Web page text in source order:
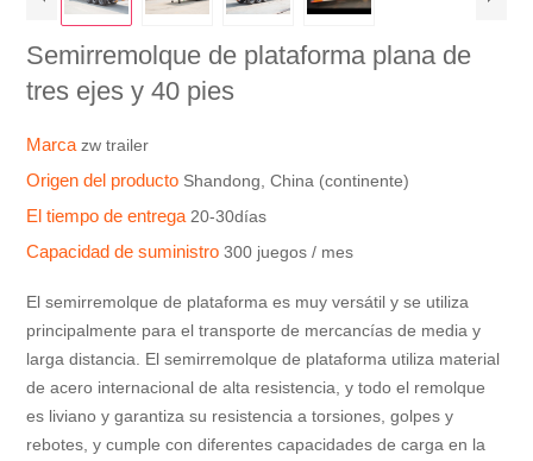
Semirremolque de plataforma plana de
tres ejes y 40 pies
Marcazw trailer
Origen del producto Shandong, China (continente)
El tiempo de entrega 20-30días
Capacidad de suministro300 juegos / mes
El semirremolque de plataforma es muy versátil y se utiliza
principalmente para el transporte de mercancías de media y
larga distancia. El semirremolque de plataforma utiliza material
de acero internacional de alta resistencia, y todo el remolque
es liviano y garantiza su resistencia a torsiones, golpes y
rebotes, y cumple con diferentes capacidades de carga en la